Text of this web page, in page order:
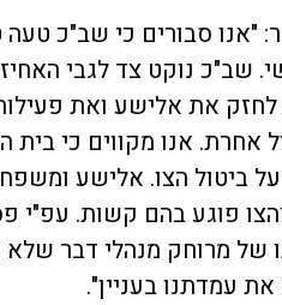
"אנו סבורים כי שב"כ
שב"כ נוקט צד לגבי
את אלישע ואת
אחרת. אנו מקווים כי בית
על ביטול הצו. אלישע
פוגע בהם קשות.
מרוחק מנהלי דבר שלא
עמדתנו בעניין".